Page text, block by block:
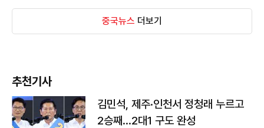
중국뉴스 더보기
추천기사
김민석, 제주·인천서 정청래 누르고
2승째…2대1 구도 완성